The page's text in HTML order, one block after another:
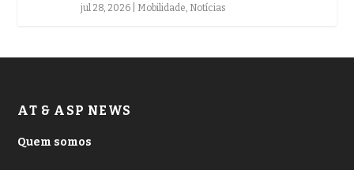
jul 28, 2026 Mobilidade Notícias
AT & ASP NEWS
Quem somos